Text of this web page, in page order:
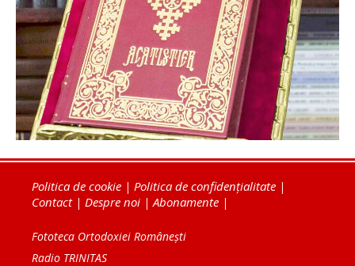
Politica de cookie | Politica de confidențialitate |
Contact| Despre noi | Abonamente |
Fototeca Ortodoxiei Românești
Radio TRINITAS